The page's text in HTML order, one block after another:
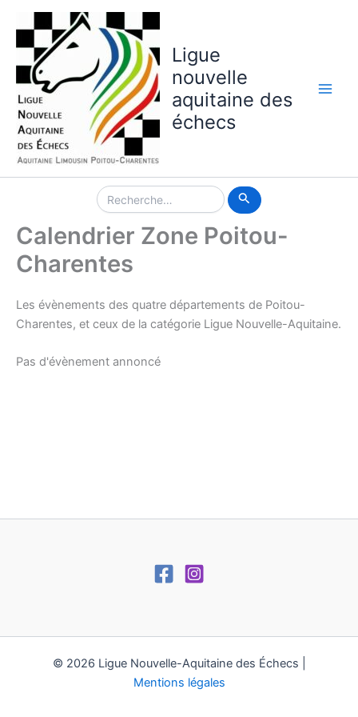
contenu
Ligue
nouvelle
aquitaine des
échecs
Rechercher :
Calendrier Zone Poitou-
Charentes
Les évènements des quatre départements de Poitou-
Charentes, et ceux de la catégorie Ligue Nouvelle-Aquitaine.
Pas d'évènement annoncé
© 2026 Ligue Nouvelle-Aquitaine des Échecs |
Mentions légales